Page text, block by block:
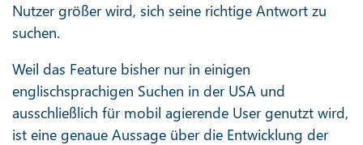
Nutzer größer wird, sich seine richtige Antwort zu
suchen.
Weil das Feature bisher nur in einigen
englischsprachigen Suchen in der USA und
ausschließlich für mobil agierende User genutzt wird,
ist eine genaue Aussage über die Entwicklung der